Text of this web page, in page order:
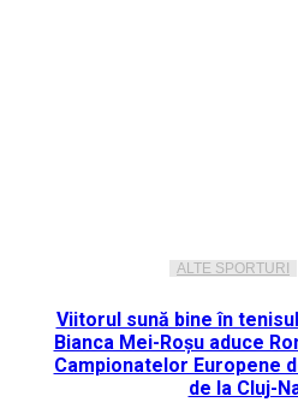
ALTE SPORTURI
Viitorul sună bine în
Bianca Mei-Roșu aduce
Campionatelor Europene
de la Cluj-